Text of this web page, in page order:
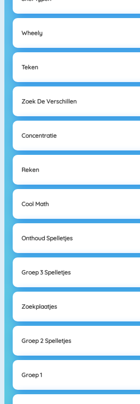
Wheely
Teken
Zoek De Verschillen
Concentratie
Reken
Cool Math
Onthoud Spelletjes
Groep 3 Spelletjes
Zoekplaatjes
Groep 2 Spelletjes
Groep 1